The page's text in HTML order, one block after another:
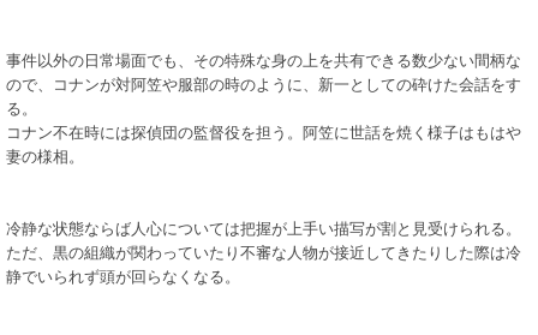
事件以外の日常場面でも、その特殊な身の上を共有できる数少ない間柄な
ので、コナンが対阿笠や服部の時のように、新一としての砕けた会話をす
る。
コナン不在時には探偵団の監督役を担う。阿笠に世話を焼く様子はもはや
妻の様相。
冷静な状態ならば人心については把握が上手い描写が割と見受けられる。
ただ、黒の組織が関わっていたり不審な人物が接近してきたりした際は冷
静でいられず頭が回らなくなる。